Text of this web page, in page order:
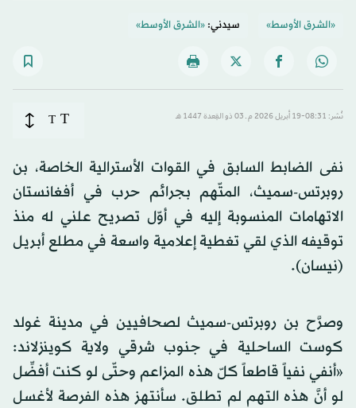
«الشرق الأوسط» سيدني:«الشرق الأوسط»
نُشر: 08:31-19 أبريل 2026 م ـ 03 ذو القِعدة 1447 هـ T
T
نفى الضابط السابق في القوات الأسترالية الخاصة، بن
روبرتس-سميث، المتّهم بجرائم حرب في أفغانستان
الاتهامات المنسوبة إليه في أوّل تصريح علني له منذ
توقيفه الذي لقي تغطية إعلامية واسعة في مطلع أبريل
(نيسان).
وصرَّح بن روبرتس-سميث لصحافيين في مدينة غولد
كوست الساحلية في جنوب شرقي ولاية كوينزلاند:
«أنفي نفياً قاطعاً كلّ هذه المزاعم وحتّى لو كنت أفضِّل
لو أنَّ هذه التهم لم تطلق. سأنتهز هذه الفرصة لأغسل